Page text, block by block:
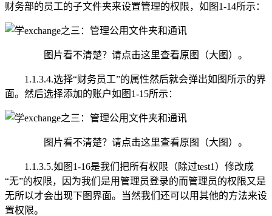
财务部的员工的子文件夹来设置管理的权限，如图1-14所示：
图片看不清楚？请点击这里查看原图（大图）。
1.1.3.4.选择“财务员工”的属性然后就会弹出如图所示的界
面。然后选择添加的账户如图1-15所示：
图片看不清楚？请点击这里查看原图（大图）。
1.1.3.5.如图1-16是我们把所有权限（除过test1）修改成
“无”的权限，因为我们是用管理员登录的而管理员的权限又是
无所以才会出现下图界面。当然我们还可以用其他的方法来设
置权限。